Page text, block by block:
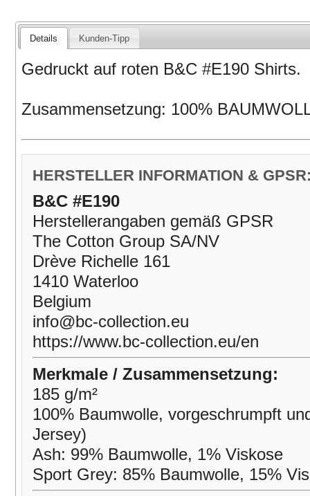
Details Kunden-Tipp
Gedruckt auf roten B&C #E190 Shirts.
Zusammensetzung: 100%
HERSTELLER INFORMATION &
B&C #E190
Herstellerangaben gemäß GPSR
The Cotton Group SA/NV
Drève Richelle 161
1410 Waterloo
Belgium
info@bc-collection.eu
https://www.bc-collection.eu/en
Merkmale / Zusammensetzung:
185 g/m²
100% Baumwolle, vorgeschrumpft
Jersey)
Ash: 99% Baumwolle, 1% Viskose
Sport Grey: 85% Baumwolle, 15%